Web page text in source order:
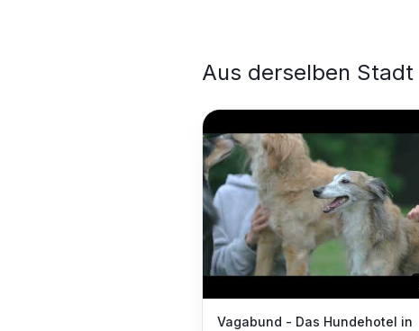
Aus derselben Stadt
Vagabund - Das Hundehotel in